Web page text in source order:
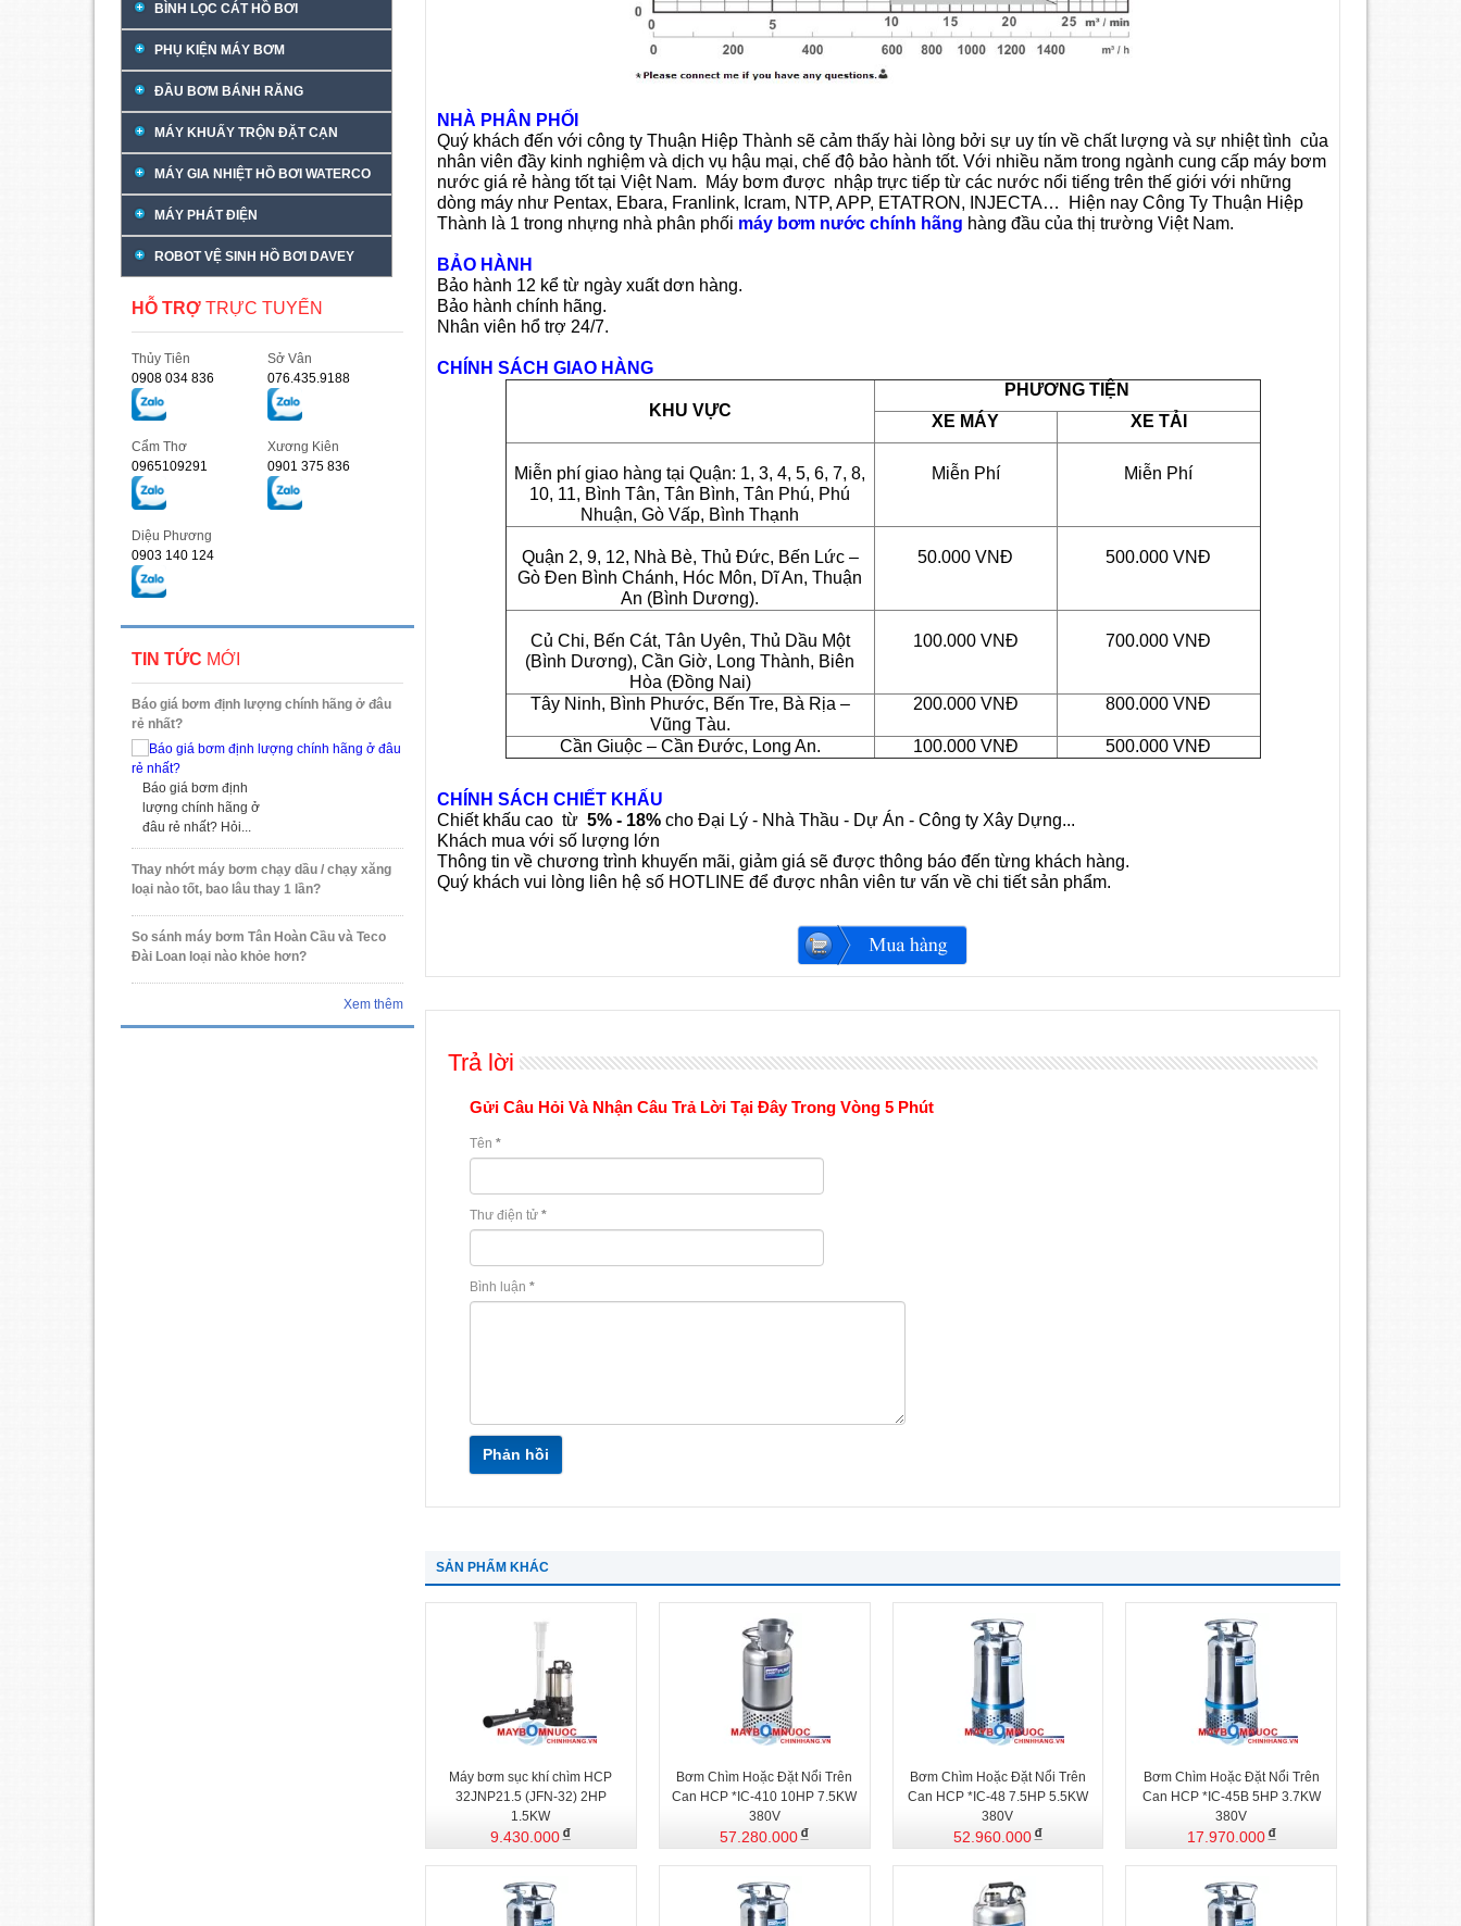
BÌNH LỌC CÁT HỒ BƠI
PHỤ KIỆN MÁY BƠM
ĐẦU BƠM BÁNH RĂNG
MÁY KHUẤY TRỘN ĐẶT CẠN
MÁY GIA NHIỆT HỒ BƠI WATERCO
MÁY PHÁT ĐIỆN
ROBOT VỆ SINH HỒ BƠI DAVEY
HỖ TRỢ TRỰC TUYẾN
Thủy Tiên
0908 034 836
Sở Vân
076.435.9188
Cẩm Thơ
0965109291
Xương Kiên
0901 375 836
Diệu Phương
0903 140 124
TIN TỨC MỚI
Báo giá bơm định lượng chính hãng ở đâu
rẻ nhất?
Báo giá bơm định
lượng chính hãng ở
đâu rẻ nhất? Hỏi...
Thay nhớt máy bơm chạy dầu / chạy xăng
loại nào tốt, bao lâu thay 1 lần?
So sánh máy bơm Tân Hoàn Cầu và Teco
Đài Loan loại nào khỏe hơn?
Xem thêm
NHÀ PHÂN PHỐI
Quý khách đến với công ty Thuận Hiệp Thành sẽ cảm thấy hài lòng bởi sự uy tín về chất lượng và sự nhiệt tình của
nhân viên đầy kinh nghiệm và dịch vụ hậu mại, chế độ bảo hành tốt. Với nhiều năm trong ngành cung cấp máy bơm
nước giá rẻ hàng tốt tại Việt Nam. Máy bơm được nhập trực tiếp từ các nước nổi tiếng trên thế giới với những
dòng máy như Pentax, Ebara, Franlink, Icram, NTP, APP, ETATRON, INJECTA… Hiện nay Công Ty Thuận Hiệp
Thành là 1 trong nhựng nhà phân phối máy bơm nước chính hãng hàng đầu của thị trường Việt Nam.
BẢO HÀNH
Bảo hành 12 kể từ ngày xuất dơn hàng.
Bảo hành chính hãng.
Nhân viên hổ trợ 24/7.
CHÍNH SÁCH GIAO HÀNG
KHU VỰC
PHƯƠNG TIỆN
XE MÁY
XE TẢI
Miễn phí giao hàng tại Quận: 1, 3, 4, 5, 6, 7, 8,
10, 11, Bình Tân, Tân Bình, Tân Phú, Phú
Nhuận, Gò Vấp, Bình Thạnh
Miễn Phí Miễn Phí
Quận 2, 9, 12, Nhà Bè, Thủ Đức, Bến Lức –
Gò Đen Bình Chánh, Hóc Môn, Dĩ An, Thuận
An (Bình Dương).
50.000 VNĐ 500.000 VNĐ
Củ Chi, Bến Cát, Tân Uyên, Thủ Dầu Một
(Bình Dương), Cần Giờ, Long Thành, Biên
Hòa (Đồng Nai)
100.000 VNĐ 700.000 VNĐ
Tây Ninh, Bình Phước, Bến Tre, Bà Rịa –
Vũng Tàu.
200.000 VNĐ 800.000 VNĐ
Cần Giuộc – Cần Đước, Long An. 100.000 VNĐ 500.000 VNĐ
CHÍNH SÁCH CHIẾT KHẤU
Chiết khấu cao từ 5% - 18% cho Đại Lý - Nhà Thầu - Dự Án - Công ty Xây Dựng...
Khách mua với số lượng lớn
Thông tin về chương trình khuyến mãi, giảm giá sẽ được thông báo đến từng khách hàng.
Quý khách vui lòng liên hệ số HOTLINE để được nhân viên tư vấn về chi tiết sản phẩm.
Trả lời
Gửi Câu Hỏi Và Nhận Câu Trả Lời Tại Đây Trong Vòng 5 Phút
Tên *
Thư điện tử *
Bình luận *
Phản hồi
SẢN PHẨM KHÁC
Máy bơm sục khí chìm HCP
32JNP21.5 (JFN-32) 2HP
1.5KW
9.430.000
Bơm Chìm Hoặc Đặt Nổi Trên
Can HCP *IC-410 10HP 7.5KW
380V
57.280.000
Bơm Chìm Hoặc Đặt Nổi Trên
Can HCP *IC-48 7.5HP 5.5KW
380V
52.960.000
Bơm Chìm Hoặc Đặt Nổi Trên
Can HCP *IC-45B 5HP 3.7KW
380V
17.970.000